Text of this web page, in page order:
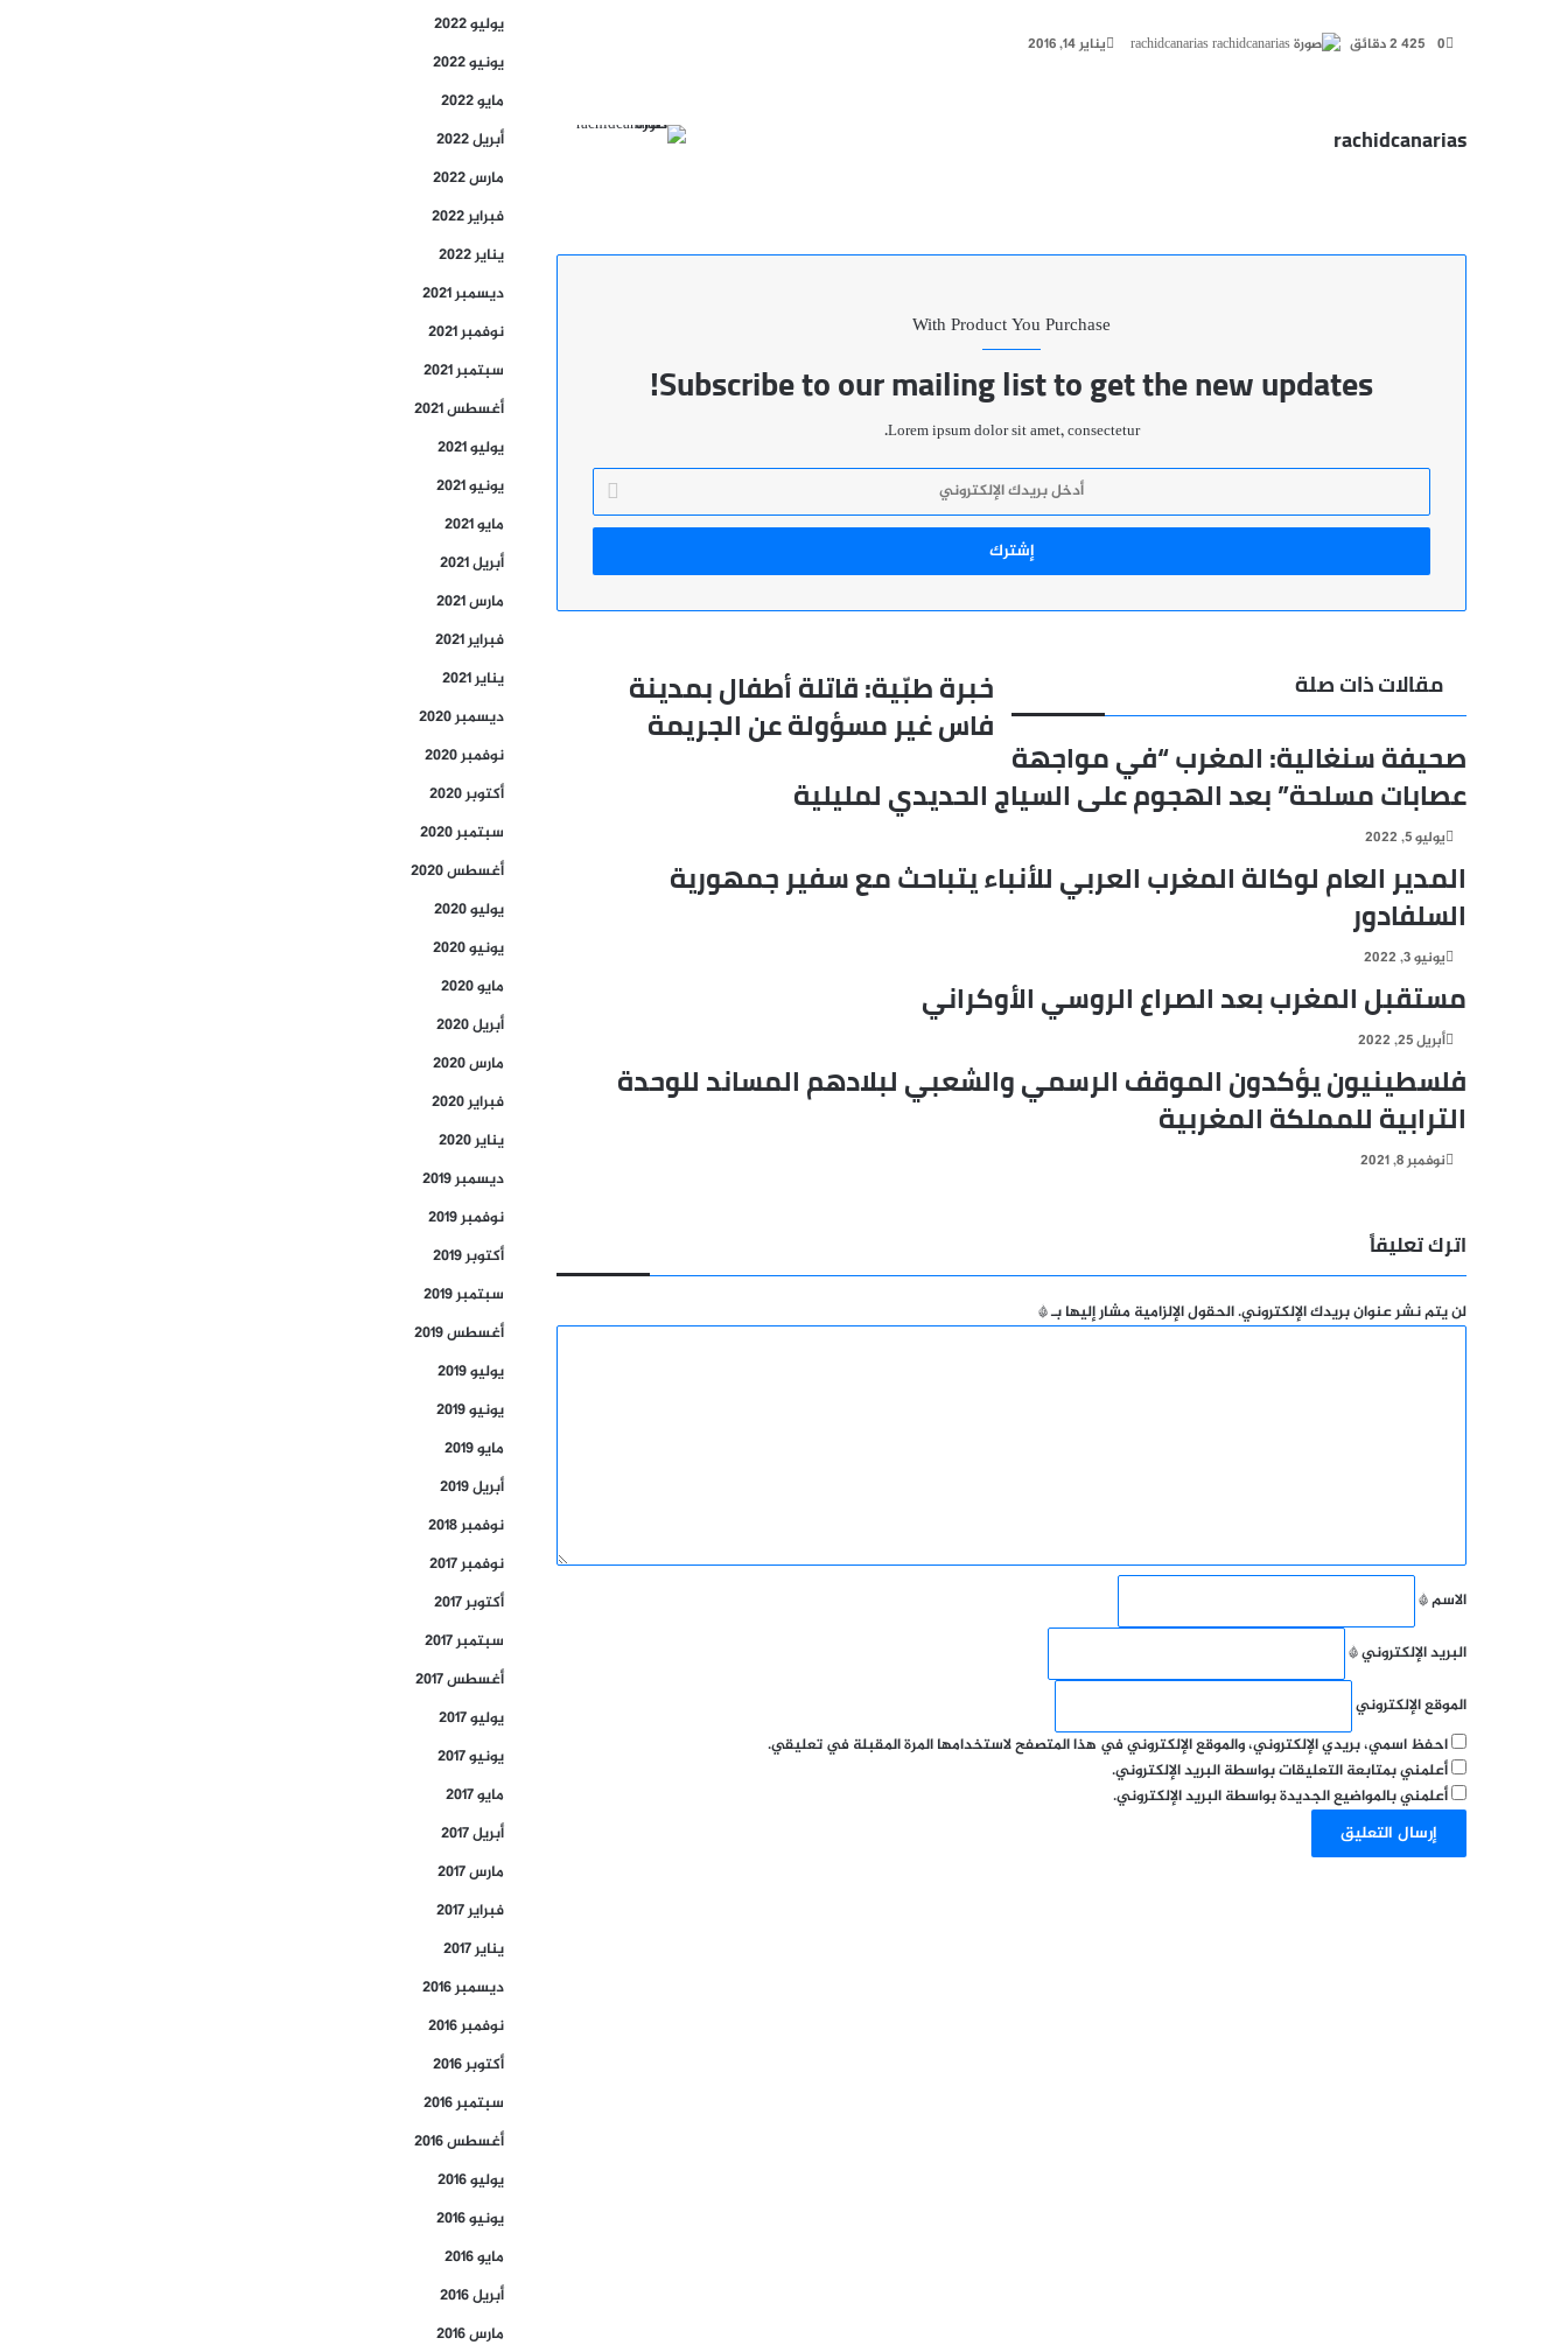
rachidcanarias أرسليناير 14, 2016 0
rachidcanarias
With Product You Purchase
Subscribe to our mailing list to get the new updates!
Lorem ipsum dolor sit amet, consectetur.
أدخل
الإلكتروني
خبرة
طبّية:
قاتلة
فاس
عن
الجريمة
خبرة طبّية: قاتلة أطفال بمدينة
فاس غير مسؤولة عن الجريمة
مقالات ذات صلة
صحيفة سنغالية: المغرب “في مواجهة
عصابات مسلحة” بعد الهجوم على السياج الحديدي لمليلية
يوليو 5, 2022
المدير العام لوكالة المغرب العربي للأنباء يتباحث مع سفير جمهورية
السلفادور
يونيو 3, 2022
مستقبل المغرب بعد الصراع الروسي الأوكراني
أبريل 25, 2022
فلسطينيون يؤكدون الموقف الرسمي والشعبي لبلادهم المساند للوحدة
الترابية للمملكة المغربية
نوفمبر 8, 2021
اترك تعليقاً
لن يتم نشر عنوان بريدك الإلكتروني.الحقول الإلزامية مشار إليها بـ*
الاسم*
البريد الإلكتروني*
الموقع الإلكتروني
احفظ اسمي، بريدي الإلكتروني، والموقع الإلكتروني في هذا المتصفح لاستخدامها المرة المقبلة في تعليقي.
أعلمني بمتابعة التعليقات بواسطة البريد الإلكتروني.
أعلمني بالمواضيع الجديدة بواسطة البريد الإلكتروني.
يوليو 2022
يونيو 2022
مايو 2022
أبريل 2022
مارس 2022
فبراير 2022
يناير 2022
ديسمبر 2021
نوفمبر 2021
سبتمبر 2021
أغسطس 2021
يوليو 2021
يونيو 2021
مايو 2021
أبريل 2021
مارس 2021
فبراير 2021
يناير 2021
ديسمبر 2020
نوفمبر 2020
أكتوبر 2020
سبتمبر 2020
أغسطس 2020
يوليو 2020
يونيو 2020
مايو 2020
أبريل 2020
مارس 2020
فبراير 2020
يناير 2020
ديسمبر 2019
نوفمبر 2019
أكتوبر 2019
سبتمبر 2019
أغسطس 2019
يوليو 2019
يونيو 2019
مايو 2019
أبريل 2019
نوفمبر 2018
نوفمبر 2017
أكتوبر 2017
سبتمبر 2017
أغسطس 2017
يوليو 2017
يونيو 2017
مايو 2017
أبريل 2017
مارس 2017
فبراير 2017
يناير 2017
ديسمبر 2016
نوفمبر 2016
أكتوبر 2016
سبتمبر 2016
أغسطس 2016
يوليو 2016
يونيو 2016
مايو 2016
أبريل 2016
مارس 2016